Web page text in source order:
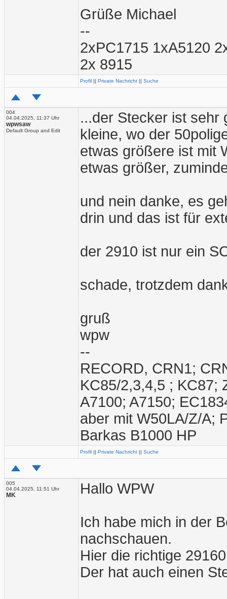
Grüße Michael
--
2xPC1715 1xA5120
2x 8915
Profil || Private Nachricht || Suche
004
04.04.2025, 11:37 Uhr
wpwsaw
Default Group and Edit
...der Stecker ist sehr
kleine, wo der
etwas größere ist mit
etwas größer,
und nein danke, es
drin und das ist für
der 2910 ist nur ein
schade, trotzdem
gruß
wpw
--
RECORD, CRN1;
KC85/2,3,4,5 ; KC87;
A7100; A7150;
aber mit W50LA/Z/A;
Barkas B1000 HP
Profil || Private Nachricht || Suche
005
04.04.2025, 11:51 Uhr
MK Hallo WPW
Ich habe mich in der
nachschauen.
Hier die richtige
Der hat auch einen